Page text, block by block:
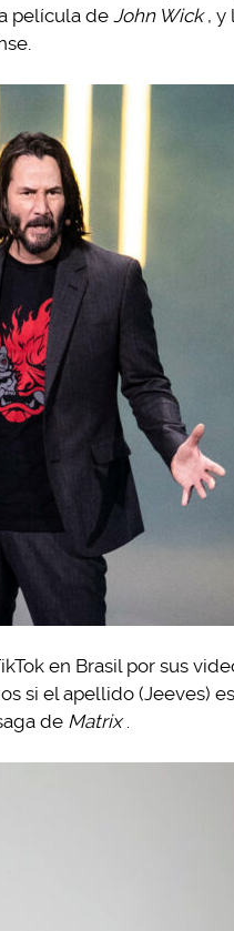
película de John Wick , y
en Brasil por sus
si el apellido (Jeeves)
de Matrix .